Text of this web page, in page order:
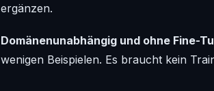
ergänzen.
Domänenunabhängig und ohne Fine-
wenigen Beispielen. Es braucht kein